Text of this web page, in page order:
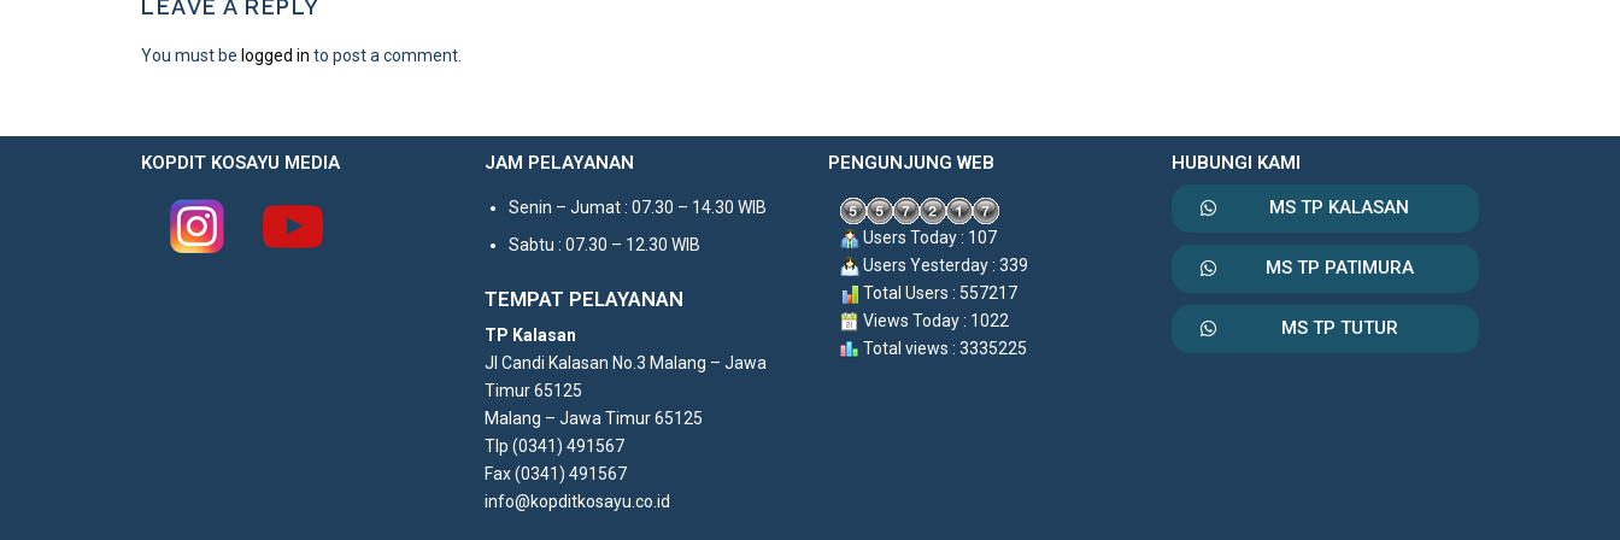
LEAVE A REPLY
You must be logged in to post a comment.
KOPDIT KOSAYU MEDIA JAM PELAYANAN
Senin – Jumat : 07.30 – 14.30 WIB
Sabtu : 07.30 – 12.30 WIB
TEMPAT PELAYANAN
TP Kalasan
Jl Candi Kalasan No.3 Malang – Jawa
Timur 65125
Malang – Jawa Timur 65125
Tlp (0341) 491567
Fax (0341) 491567
info@kopditkosayu.co.id
PENGUNJUNG WEB
Users Today : 107
Users Yesterday : 339
Total Users : 557217
Views Today : 1022
Total views : 3335225
HUBUNGI KAMI
MS TP KALASAN
MS TP PATIMURA
MS TP TUTUR